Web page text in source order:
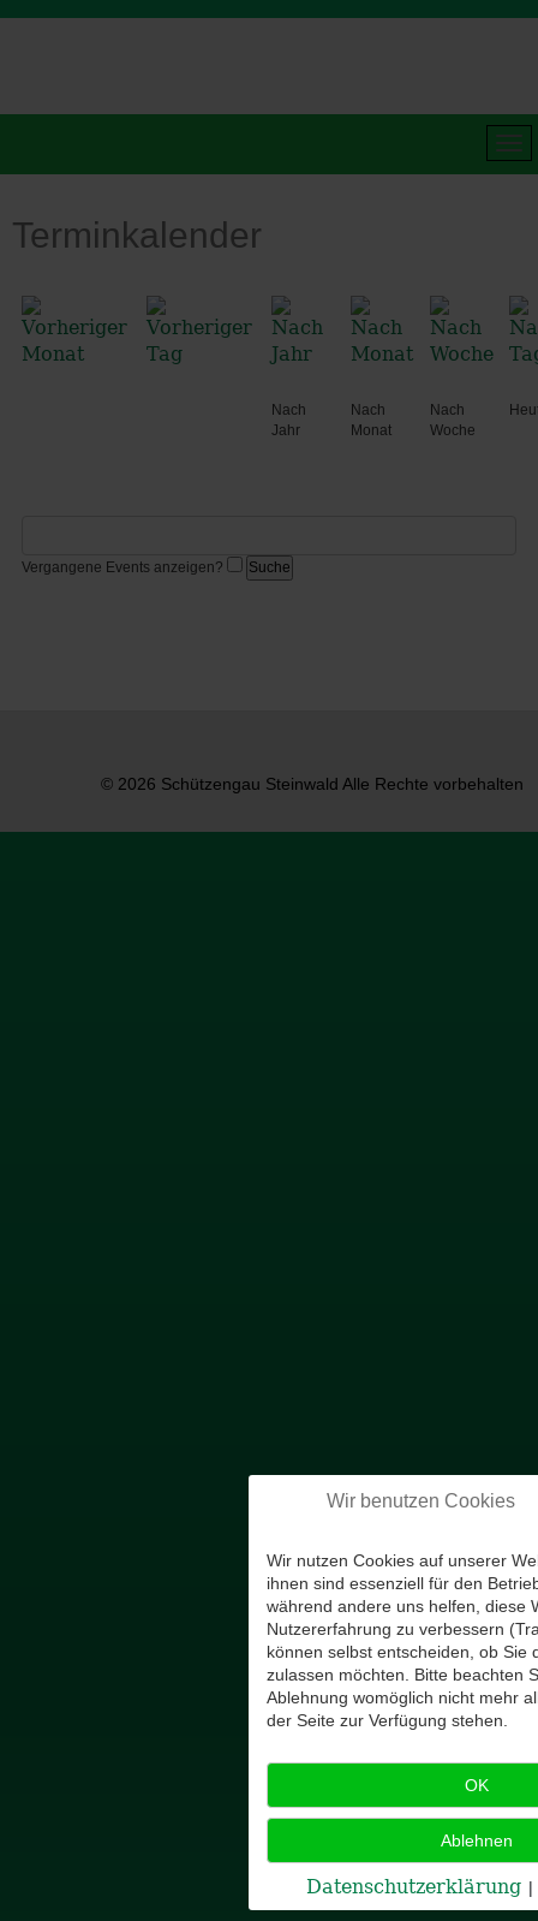
Terminkalender
Nach
Jahr
Nach
Monat
Nach
Woche
Vergangene Events anzeigen?
© 2026 Schützengau Steinwald Alle Rechte vorbehalten
Wir benutzen Cookies
Wir nutzen Cookies auf unserer
ihnen sind essenziell für den
während andere uns helfen, diese
Nutzererfahrung zu verbessern
können selbst entscheiden, ob Sie
zulassen möchten. Bitte beachten
Ablehnung womöglich nicht mehr
der Seite zur Verfügung stehen.
OK
Ablehnen
Datenschutzerklärung |